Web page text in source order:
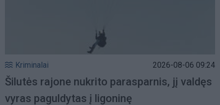
Kriminalai 2026-08-06 09:24
Šilutės rajone nukrito parasparnis, jį valdęs
vyras paguldytas į ligoninę